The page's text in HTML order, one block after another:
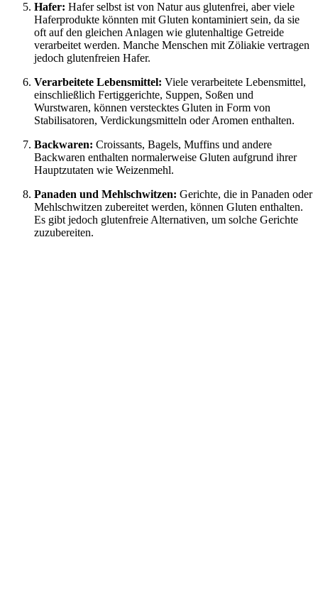
Hafer: Hafer selbst ist von Natur aus glutenfrei, aber viele
Haferprodukte könnten mit Gluten kontaminiert sein, da sie
oft auf den gleichen Anlagen wie glutenhaltige Getreide
verarbeitet werden. Manche Menschen mit Zöliakie vertragen
jedoch glutenfreien Hafer.
Verarbeitete Lebensmittel: Viele verarbeitete Lebensmittel,
einschließlich Fertiggerichte, Suppen, Soßen und
Wurstwaren, können verstecktes Gluten in Form von
Stabilisatoren, Verdickungsmitteln oder Aromen enthalten.
Backwaren: Croissants, Bagels, Muffins und andere
Backwaren enthalten normalerweise Gluten aufgrund ihrer
Hauptzutaten wie Weizenmehl.
Panaden und Mehlschwitzen: Gerichte, die in Panaden oder
Mehlschwitzen zubereitet werden, können Gluten enthalten.
Es gibt jedoch glutenfreie Alternativen, um solche Gerichte
zuzubereiten.